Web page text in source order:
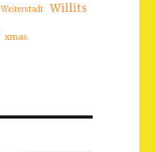
Weiterstadt Willits
xmas